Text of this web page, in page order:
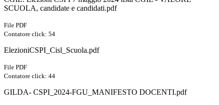
SCUOLA, candidate e candidati.pdf
File PDF
Contatore click: 54
ElezioniCSPI_Cisl_Scuola.pdf
File PDF
Contatore click: 44
GILDA- CSPI_2024-FGU_MANIFESTO DOCENTI.pdf